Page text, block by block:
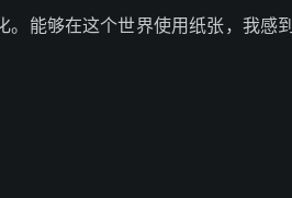
。能够在这个世界使用纸张，我感到